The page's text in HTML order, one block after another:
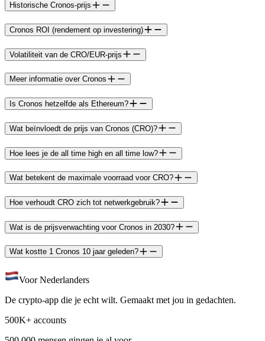
Historische Cronos-prijs
Cronos ROI (rendement op investering)
Volatiliteit van de CRO/EUR-prijs
Meer informatie over Cronos
Is Cronos hetzelfde als Ethereum?
Wat beïnvloedt de prijs van Cronos (CRO)?
Hoe lees je de all time high en all time low?
Wat betekent de maximale voorraad voor CRO?
Hoe verhoudt CRO zich tot netwerkgebruik?
Wat is de prijsverwachting voor Cronos in 2030?
Wat kostte 1 Cronos 10 jaar geleden?
Voor Nederlanders
De crypto-app die je echt wilt. Gemaakt met jou in gedachten.
500K+ accounts